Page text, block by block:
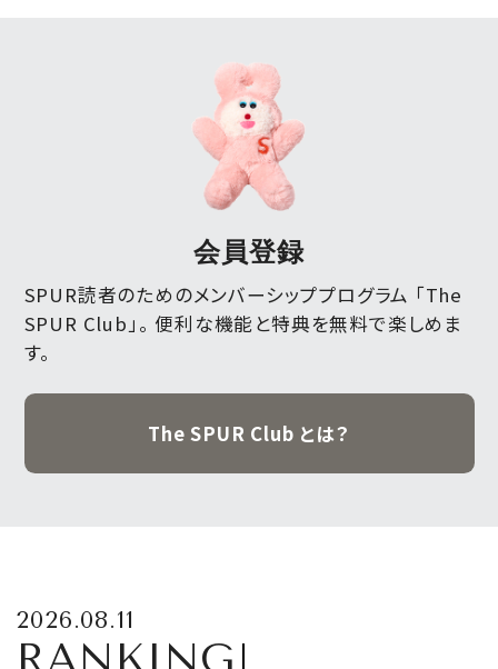
会員登録
SPUR読者のためのメンバーシッププログラム 「The
SPUR Club」。 便利な機能と特典を無料で楽しめま
す。
The SPUR Club とは？
2026.08.11
RANKING